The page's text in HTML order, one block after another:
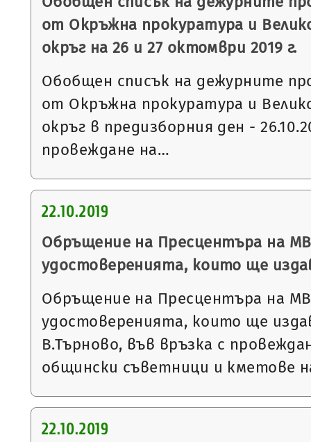
от Окръжна прокуратура и
окръг на 26 и 27 октомври 2019 г.
Обобщен списък на дежурните
от Окръжна прокуратура и
окръг в предизборния ден -
провеждане на…
22.10.2019
Обръщение на Пресцентъра на
удостоверенията, които ще
Обръщение на Пресцентъра на
удостоверенията, които ще
В.Търново, във връзка с
общински съветници и кметове
22.10.2019